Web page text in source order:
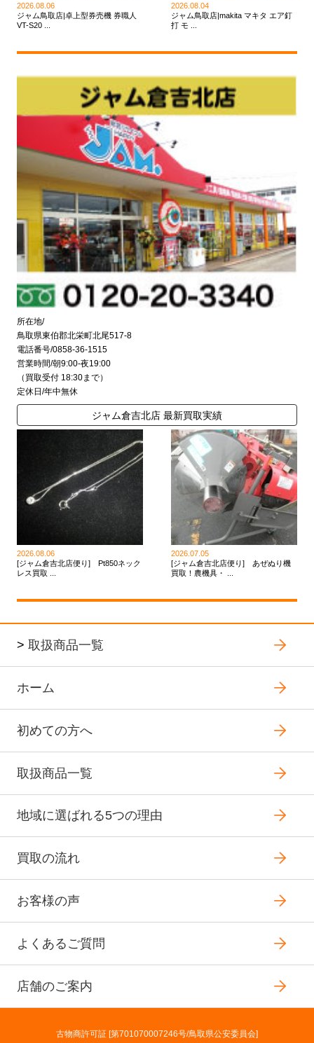
2026.08.06
ジャム鳥取店|卓上型券売機 券職人
VT-S20 ...
2026.08.04
ジャム鳥取店|makita マキタ エア釘
打 モ ...
所在地/
鳥取県東伯郡北栄町北尾517-8
電話番号/0858-36-1515
営業時間/朝9:00-夜19:00
（買取受付 18:30まで）
定休日/年中無休
ジャム倉吉北店 最新買取実績
2026.08.06
[ジャム倉吉北店便り] Pt850ネック
レス買取 ...
2026.07.05
[ジャム倉吉北店便り] あぜぬり機
買取！農機具・ ...
> 取扱商品一覧
ホーム
初めての方へ
取扱商品一覧
地域に選ばれる5つの理由
買取の流れ
お客様の声
よくあるご質問
店舗のご案内
古物商許可証 [第701070007246号/鳥取県公安委員会]